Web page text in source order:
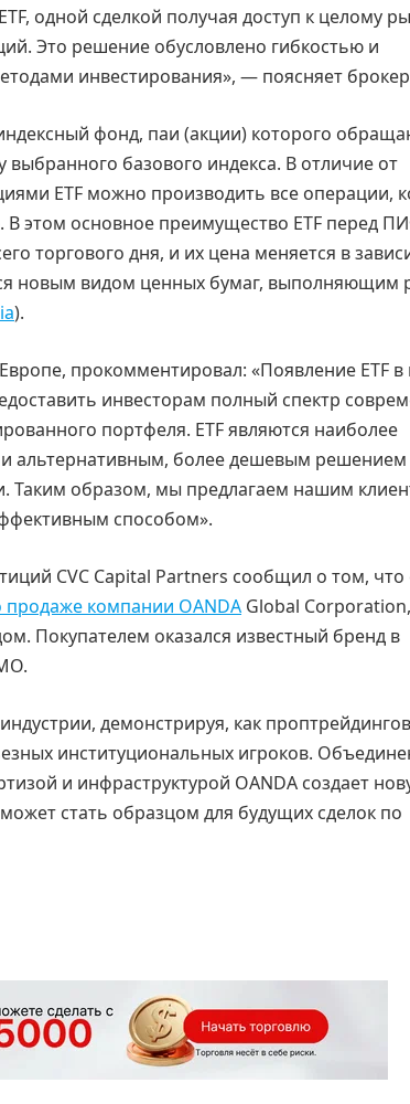
одной сделкой получая доступ к целому
Это решение обусловлено гибкостью и
инвестирования», — поясняет
фонд, паи (акции) которого
выбранного базового индекса. В отличие от
ETF можно производить все операции,
В этом основное преимущество ETF перед
торгового дня, и их цена меняется в
новым видом ценных бумаг, выполняющим
).
прокомментировал: «Появление ETF
инвесторам полный спектр
портфеля. ETF являются наиболее
альтернативным, более дешевым
Таким образом, мы предлагаем нашим
способом».
CVC Capital Partners сообщил о том, что
продаже компании OANDA Global Corporation,
Покупателем оказался известный бренд в
демонстрируя, как
институциональных игроков.
и инфраструктурой OANDA создает
стать образцом для будущих сделок по